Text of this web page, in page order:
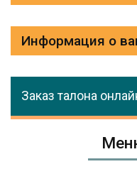
Информация о
Заказ талона